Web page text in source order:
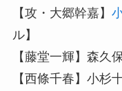
【攻・大郷幹嘉】
ル】
【藤堂一輝】森久
【西條千春】小杉